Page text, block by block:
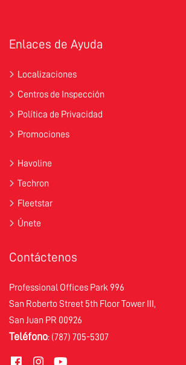
Enlaces de Ayuda
Localizaciones
Centros de Inspección
Política de Privacidad
Promociones
Havoline
Techron
Fleetstar
Únete
Contáctenos
Professional Offices Park 996
San Roberto Street 5th Floor Tower III,
San Juan PR 00926
Teléfono: (787) 705-5307